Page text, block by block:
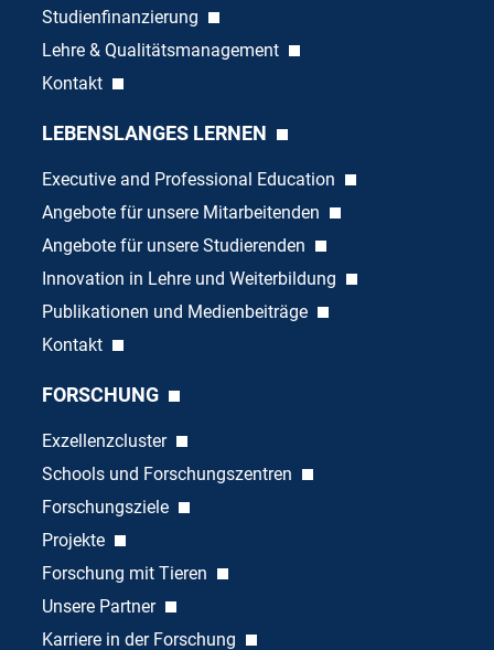
Studienfinanzierung
Lehre & Qualitätsmanagement
Kontakt
LEBENSLANGES LERNEN
Executive and Professional Education
Angebote für unsere Mitarbeitenden
Angebote für unsere Studierenden
Innovation in Lehre und Weiterbildung
Publikationen und Medienbeiträge
Kontakt
FORSCHUNG
Exzellenzcluster
Schools und Forschungszentren
Forschungsziele
Projekte
Forschung mit Tieren
Unsere Partner
Karriere in der Forschung